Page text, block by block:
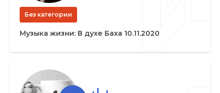
Без категории
Музыка жизни: В духе Баха 10.11.2020